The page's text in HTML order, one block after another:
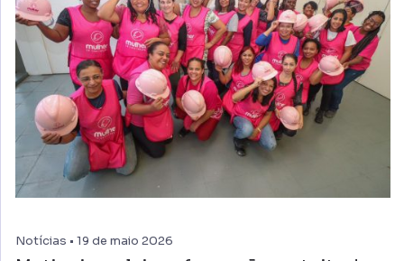
Notícias • 19 de maio 2026